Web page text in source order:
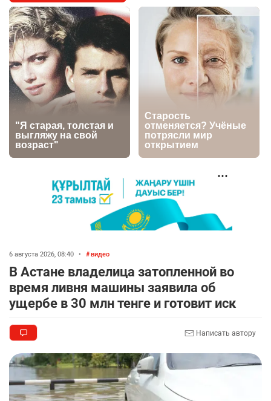
футбольной академии в Астане
2632 2 39
5
🇺🇸🇯🇵 США и Япония провели совместную
интервенцию для спасения иены
2690 1 16
2720 6
Казахстане продолжают расти цены на
баранину и конину
2412 5 17
9
🏠 Оправданному пастуху из Актобе подарили
квартиру
10
кинорежиссёр Ардак Амиркулов
2294 0 50
6 августа 2026, 08:40 • видео
В Астане владелица затопленной во
время ливня машины заявила об
ущербе в 30 млн тенге и готовит иск
Написать автору